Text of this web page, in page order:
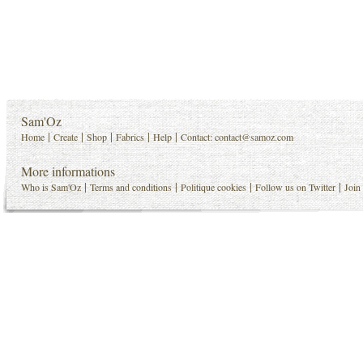
Sam'Oz
Home |Create |Shop |Fabrics |Help |Contact:contact@samoz.com
More informations
Who is Sam'Oz |Terms and conditions |Politique cookies |Follow us on Twitter |Join